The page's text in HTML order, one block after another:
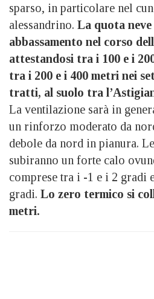
sparso, in particolare nel
alessandrino. La quota
abbassamento nel corso
attestandosi tra i 100 e i
tra i 200 e i 400 metri nei
tratti, al suolo tra
La ventilazione sarà in
un rinforzo moderato da
debole da nord in pianura.
subiranno un forte calo
comprese tra i -1 e i 2 gradi
gradi. Lo zero termico si
metri.